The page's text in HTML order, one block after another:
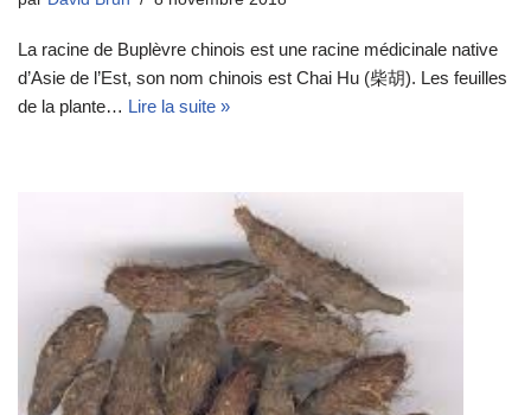
La racine de Buplèvre chinois est une racine médicinale native
d’Asie de l’Est, son nom chinois est Chai Hu (柴胡). Les feuilles
de la plante… Lire la suite »